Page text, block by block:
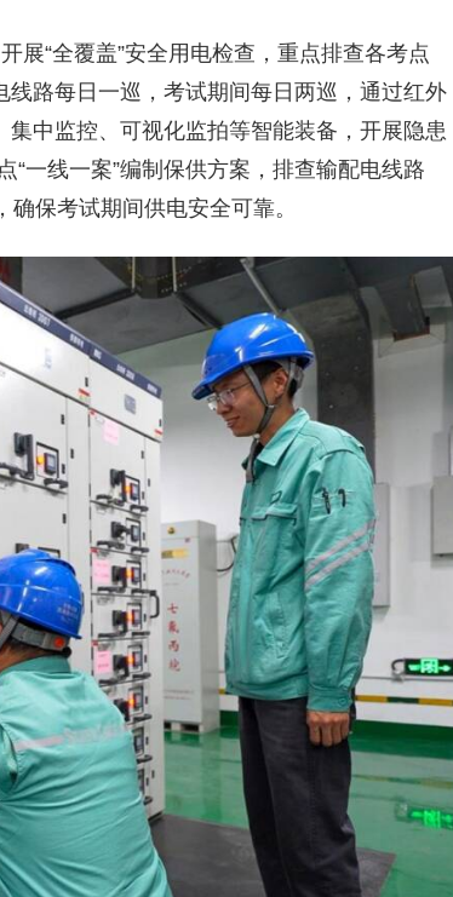
展“全覆盖”安全用电检查，重点排查各考点
路每日一巡，考试期间每日两巡，通过红外
中监控、可视化监拍等智能装备，开展隐患
一线一案”编制保供方案，排查输配电线路
保考试期间供电安全可靠。